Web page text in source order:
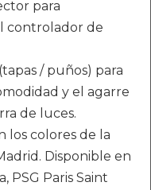
para
controlador de
/ puños) para
y el agarre
de luces.
los colores de la
Disponible en
PSG Paris Saint